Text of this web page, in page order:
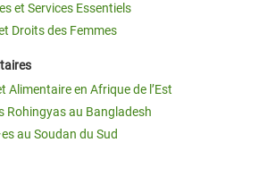
et Services Essentiels
Droits des Femmes
Alimentaire en Afrique de l’Est
Rohingyas au Bangladesh
au Soudan du Sud